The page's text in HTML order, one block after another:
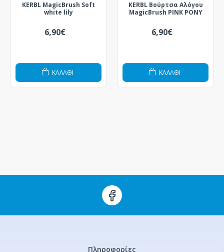
KERBL MagicBrush Soft
white lily
6,90€
ΚΑΛΆΘΙ
KERBL Βούρτσα Αλόγου
MagicBrush PINK PONY
6,90€
ΚΑΛΆΘΙ
Πληροφορίες